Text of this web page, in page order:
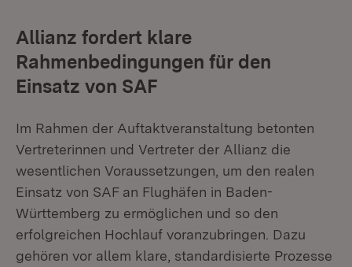
Allianz fordert klare
Rahmenbedingungen für den
Einsatz von SAF
Im Rahmen der Auftaktveranstaltung betonten
Vertreterinnen und Vertreter der Allianz die
wesentlichen Voraussetzungen, um den realen
Einsatz von SAF an Flughäfen in Baden-
Württemberg zu ermöglichen und so den
erfolgreichen Hochlauf voranzubringen. Dazu
gehören vor allem klare, standardisierte Prozesse